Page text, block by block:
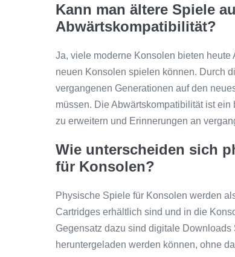
Kann man ältere Spiele
Abwärtskompatibilität?
Ja, viele moderne Konsolen bieten
neuen Konsolen spielen können. Durch
vergangenen Generationen auf den
müssen. Die Abwärtskompatibilität ist
zu erweitern und Erinnerungen an
Wie unterscheiden sich
für Konsolen?
Physische Spiele für Konsolen werden
Cartridges erhältlich sind und in die
Gegensatz dazu sind digitale
heruntergeladen werden können, ohne